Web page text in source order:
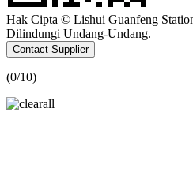
Hak Cipta © Lishui Guanfeng
Dilindungi Undang-Undang.
Contact Supplier
(0/10)